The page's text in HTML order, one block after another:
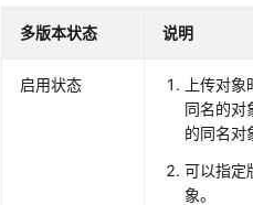
多版本状态 说明
启用状态
上传对
同名的对
的同名对
可以指定
象。